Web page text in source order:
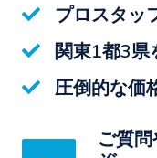
プロスタッ
関東1都3県
圧倒的な価
ご質